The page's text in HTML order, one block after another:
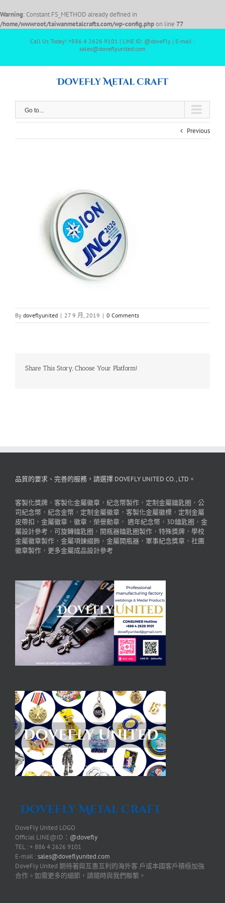
Warning: Constant FS_METHOD already defined in
/home/wwwroot/taiwanmetalcrafts.com/wp-config.phpon line 77
Call Us Today! +886 4 2626 9101 | LINE ID: @doveFly | E-mail :
sales@doveflyunited.com
Go to...
Previous
By doveflyunited | 27 9 月, 2019 | 0 Comments
Share This Story, Choose Your Platform!
品質的要求、完善的服務，請選擇 DOVEFLY UNITED CO., LTD。
客製化獎牌 ， 客製化金屬徽章 ， 紀念幣製作 ， 定制金屬鑰匙圈 ， 公
司紀念幣 ， 紀念金幣 ， 定制金屬徽章 ， 客製化金屬徽標 ， 定制金屬
皮帶扣 ， 金屬徽章 ， 徽章 ， 榮譽勳章 ， 週年紀念幣 ， 3D鑰匙圈 ， 金
屬設計參考 ， 可旋轉鑰匙圈 ， 開瓶器鑰匙圈製作 ， 特殊獎牌 ， 學校
金屬徽章製作 ， 金屬項鍊綴飾 ， 金屬開瓶器 ， 軍事紀念獎章 ， 社團
徽章製作 ， 更多金屬成品設計參考
DoveFly United LOGO
Official LINE@ID： @dovefly
TEL : + 886 4 2626 9101
E-mail :sales@doveflyunited.com
DoveFly United 期待著與互惠互利的海外客 戶或本國客戶積極加強
合作。如需更多的細節，請隨時與我們聯繫。